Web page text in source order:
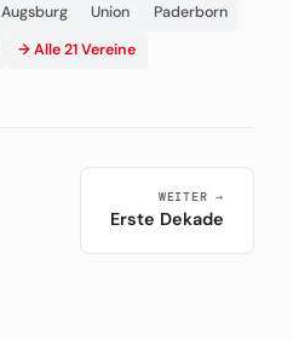
Augsburg Union
Paderborn
→ Alle 21 Vereine
WEITER →
Erste Dekade